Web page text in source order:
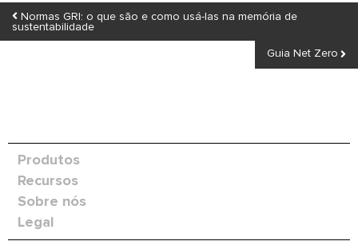
Normas GRI: o que são e como usá-las na memória de
sustentabilidade
Guia Net Zero
Produtos
Recursos
Sobre nós
Legal